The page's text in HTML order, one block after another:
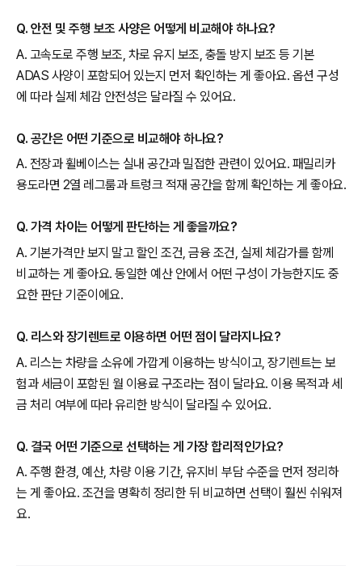
Q. 안전 및 주행 보조 사양은 어떻게 비교해야 하나요?
A. 고속도로 주행 보조, 차로 유지 보조, 충돌 방지 보조 등 기본
ADAS 사양이 포함되어 있는지 먼저 확인하는 게 좋아요. 옵션 구성
에 따라 실제 체감 안전성은 달라질 수 있어요.
Q. 공간은 어떤 기준으로 비교해야 하나요?
A. 전장과 휠베이스는 실내 공간과 밀접한 관련이 있어요. 패밀리카
용도라면 2열 레그룸과 트렁크 적재 공간을 함께 확인하는 게 좋아요.
Q. 가격 차이는 어떻게 판단하는 게 좋을까요?
A. 기본가격만 보지 말고 할인 조건, 금융 조건, 실제 체감가를 함께
비교하는 게 좋아요. 동일한 예산 안에서 어떤 구성이 가능한지도 중
요한 판단 기준이에요.
Q. 리스와 장기렌트로 이용하면 어떤 점이 달라지나요?
A. 리스는 차량을 소유에 가깝게 이용하는 방식이고, 장기렌트는 보
험과 세금이 포함된 월 이용료 구조라는 점이 달라요. 이용 목적과 세
금 처리 여부에 따라 유리한 방식이 달라질 수 있어요.
Q. 결국 어떤 기준으로 선택하는 게 가장 합리적인가요?
A. 주행 환경, 예산, 차량 이용 기간, 유지비 부담 수준을 먼저 정리하
는 게 좋아요. 조건을 명확히 정리한 뒤 비교하면 선택이 훨씬 쉬워져
요.